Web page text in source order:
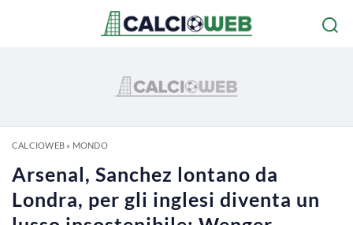
CALCIOWEB» MONDO
Arsenal, Sanchez lontano da
Londra, per gli inglesi diventa un